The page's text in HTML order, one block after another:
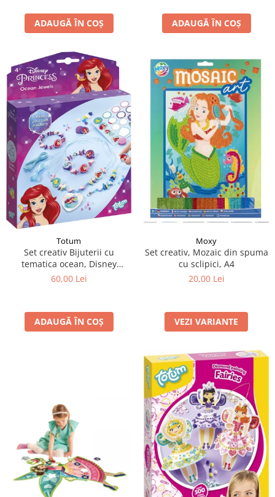
ADAUGĂ ÎN COȘ ADAUGĂ ÎN COȘ
Totum
Set creativ Bijuterii cu
tematica ocean, Disney
Princess
60,00 Lei
ADAUGĂ ÎN COȘ
Moxy
Set creativ, Mozaic din spuma
cu sclipici, A4
20,00 Lei
VEZI VARIANTE